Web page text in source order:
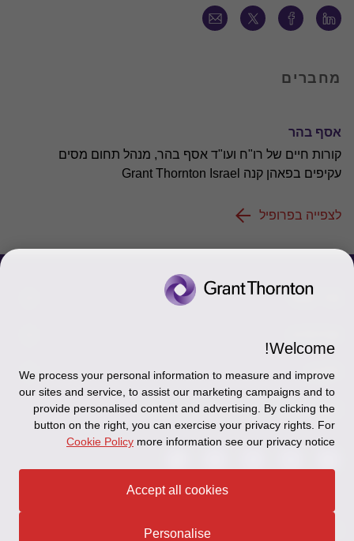
מחברים
אסף בהר
קורות חיים של רו"ח ועו"ד אסף בהר, מנהל תחום מסים
עקיפים בפאהן קנה Grant Thornton Israel
לצפייה בפרופיל
צור קשר
כניסה לעובדים - דוא"ל
כניסה לעובדים - דוחות עבודה
אודותינו
זיכרון והנצחה
תקנון
מדיניות הפרטיות
Disclaimer
Ethics Hotline
עקבו אחרינו ברשתות החברתיות
Welcome!
We process your personal information to measure and improve
our sites and service, to assist our marketing campaigns and to
provide personalised content and advertising. By clicking the
button on the right, you can exercise your privacy rights. For
more information see our privacy notice
Cookie Policy
Accept all cookies
Personalise